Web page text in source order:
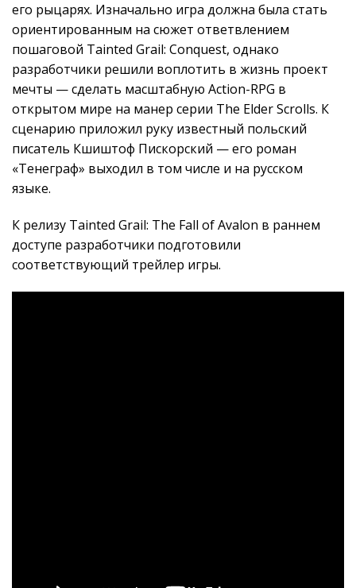
его рыцарях. Изначально игра должна была стать
ориентированным на сюжет ответвлением
пошаговой Tainted Grail: Conquest, однако
разработчики решили воплотить в жизнь проект
мечты — сделать масштабную Action-RPG в
открытом мире на манер серии The Elder Scrolls. К
сценарию приложил руку известный польский
писатель Кшиштоф Пискорский — его роман
«Тенеграф» выходил в том числе и на русском
языке.
К релизу Tainted Grail: The Fall of Avalon в раннем
доступе разработчики подготовили
соответствующий трейлер игры.